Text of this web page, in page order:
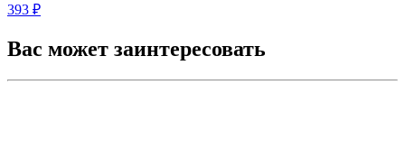
393 ₽
Вас может заинтересовать